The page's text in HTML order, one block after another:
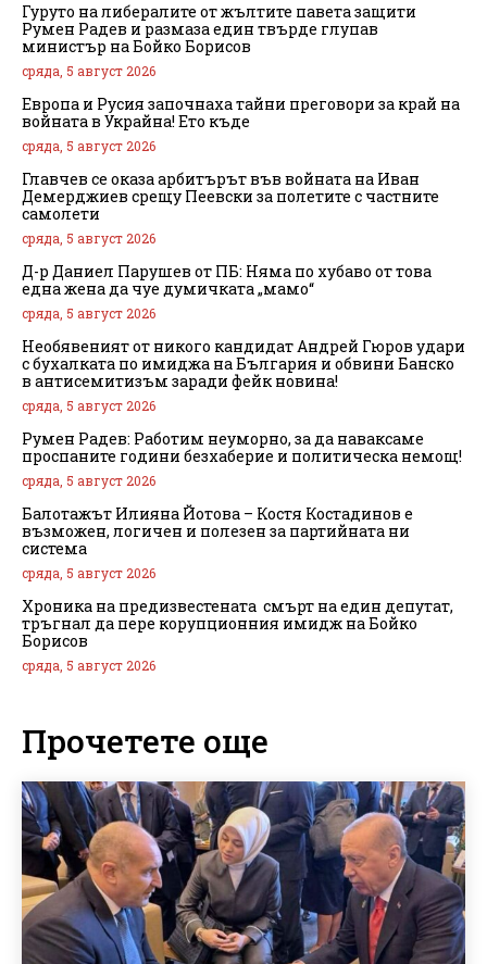
Гуруто на либералите от жълтите павета защити
Румен Радев и размаза един твърде глупав
министър на Бойко Борисов
сряда, 5 август 2026
Европа и Русия започнаха тайни преговори за край на
войната в Украйна! Ето къде
сряда, 5 август 2026
Главчев се оказа арбитърът във войната на Иван
Демерджиев срещу Пеевски за полетите с частните
самолети
сряда, 5 август 2026
Д-р Даниел Парушев от ПБ: Няма по хубаво от това
една жена да чуе думичката „мамо“
сряда, 5 август 2026
Необявеният от никого кандидат Андрей Гюров удари
с бухалката по имиджа на България и обвини Банско
в антисемитизъм заради фейк новина!
сряда, 5 август 2026
Румен Радев: Работим неуморно, за да наваксаме
проспаните години безхаберие и политическа немощ!
сряда, 5 август 2026
Балотажът Илияна Йотова – Костя Костадинов е
възможен, логичен и полезен за партийната ни
система
сряда, 5 август 2026
Хроника на предизвестената смърт на един депутат,
тръгнал да пере корупционния имидж на Бойко
Борисов
сряда, 5 август 2026
Прочетете още